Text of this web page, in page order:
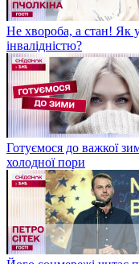
Не хвороба, а стан! Як
інвалідністю?
Готуємося до важкої
холодної пори